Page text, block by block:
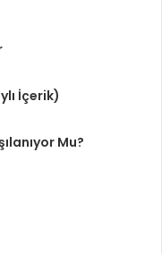
İçerik)
Mu?